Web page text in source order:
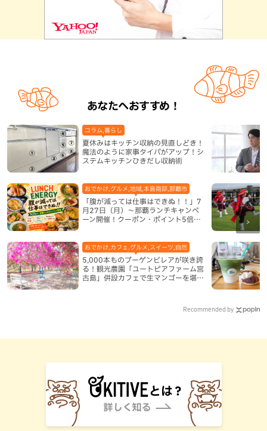
あなたへおすすめ！
夏休みはキッチン収納の見直しどき！
魔法のように家事タイパがアップ！シ
ステムキッチンひきだし収納術
コラム,暮らし
「腹が減っては仕事はできぬ！！」7
月27日（月）〜那覇ランチキャンペ
ーン開催！クーポン・ポイント5倍・
おでかけ,グルメ,地域,本島南部,那覇市
5,000本ものブーゲンビレアが咲き誇
る！観光農園「ユートピアファーム宮
古島」併設カフェで生マンゴーを堪能
おでかけ,カフェ,グルメ,スイーツ,自然
Recommended by